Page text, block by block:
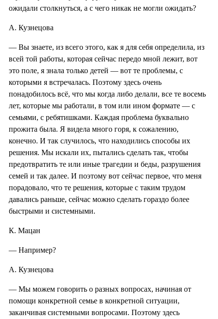
ожидали столкнуться, а с чего никак не могли ожидать?
А. Кузнецова
— Вы знаете, из всего этого, как я для себя определила, из
всей той работы, которая сейчас передо мной лежит, вот
это поле, я знала только детей — вот те проблемы, с
которыми я встречалась. Поэтому здесь очень
понадобилось всё, что мы когда либо делали, все те восемь
лет, которые мы работали, в том или ином формате — с
семьями, с ребятишками. Каждая проблема буквально
прожита была. Я видела много горя, к сожалению,
конечно. И так случилось, что находились способы их
решения. Мы искали их, пытались сделать так, чтобы
предотвратить те или иные трагедии и беды, разрушения
семей и так далее. И поэтому вот сейчас первое, что меня
порадовало, что те решения, которые с таким трудом
давались раньше, сейчас можно сделать гораздо более
быстрыми и системными.
К. Мацан
— Например?
А. Кузнецова
— Мы можем говорить о разных вопросах, начиная от
помощи конкретной семье в конкретной ситуации,
заканчивая системными вопросами. Поэтому здесь